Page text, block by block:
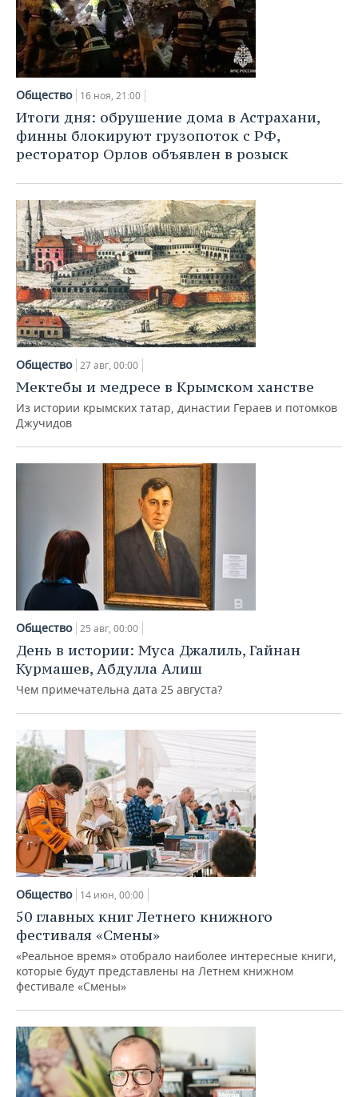
Общество 16 ноя, 21:00
Итоги дня: обрушение дома в Астрахани,
финны блокируют грузопоток с РФ,
ресторатор Орлов объявлен в розыск
Общество 27 авг, 00:00
Мектебы и медресе в Крымском ханстве
Из истории крымских татар, династии Гераев и потомков
Джучидов
Общество 25 авг, 00:00
День в истории: Муса Джалиль, Гайнан
Курмашев, Абдулла Алиш
Чем примечательна дата 25 августа?
Общество 14 июн, 00:00
50 главных книг Летнего книжного
фестиваля «Смены»
«Реальное время» отобрало наиболее интересные книги,
которые будут представлены на Летнем книжном
фестивале «Смены»